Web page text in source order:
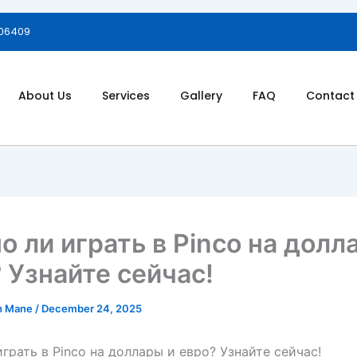
About Us Services Gallery FAQ Contact
ли играть в Pinco на
Узнайте сейчас!
Mane / December 24, 2025
в Pinco на доллары и евро? Узнайте сейчас!